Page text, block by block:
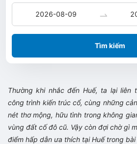
Tìm kiếm
Thường khi nhắc đến Huế, ta lại liên
công trình kiến trúc cổ, cùng những
nét thơ mộng, hữu tình trong không
vùng đất cố đô cũ. Vậy còn đợi chờ gì
điểm hấp dẫn ưa thích tại Huế trong